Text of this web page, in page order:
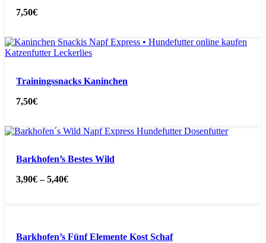
7,50€
Trainingssnacks Kaninchen
7,50€
Barkhofen’s Bestes Wild
3,90€–5,40€
Barkhofen’s Fünf Elemente Kost Schaf